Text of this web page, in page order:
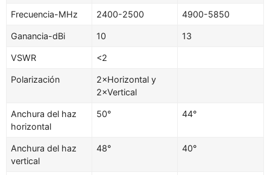
Frecuencia-MHz 2400-2500 4900-5850
Ganancia-dBi 10 13
VSWR <2
Polarización
2×Horizontal y
2×Vertical
Anchura del haz
horizontal
50° 44°
Anchura del haz
vertical
48° 40°